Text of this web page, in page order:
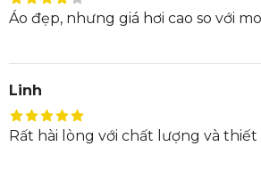
Áo đẹp, nhưng giá hơi cao so với
Linh
Rất hài lòng với chất lượng và thiết